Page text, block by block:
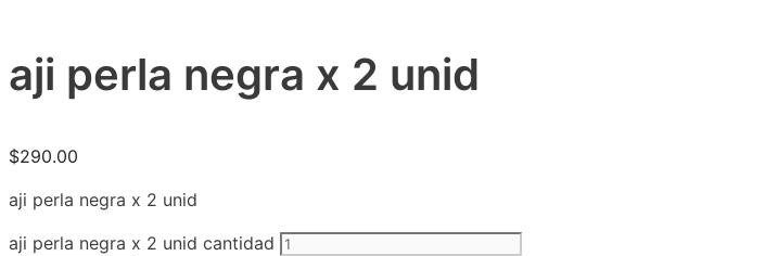
aji perla negra x 2 unid
$290.00
aji perla negra x 2 unid
aji perla negra x 2 unid cantidad